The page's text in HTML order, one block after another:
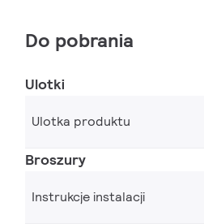
Do pobrania
Ulotki
Ulotka produktu
Broszury
Instrukcje instalacji